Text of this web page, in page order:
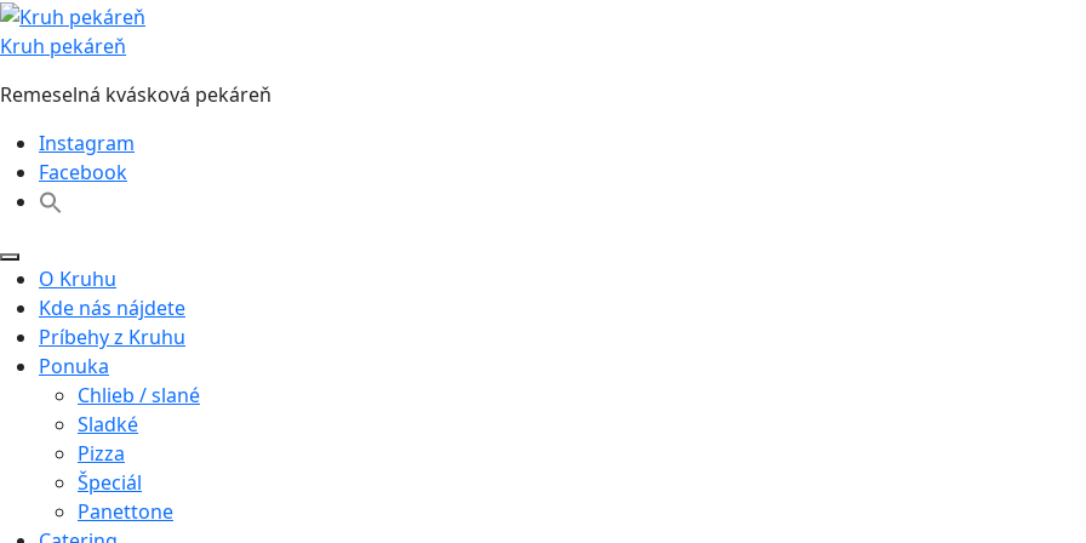
Skip
to
Kruh pekáreň
Remeselná kvásková pekáreň
Instagram
Facebook
O Kruhu
Kde nás nájdete
Príbehy z Kruhu
Ponuka
Chlieb / slané
Sladké
Pizza
Špeciál
Panettone